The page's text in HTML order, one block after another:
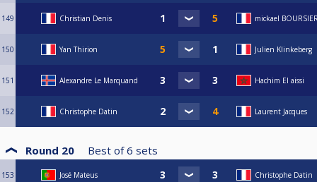
149 Christian Denis mickael
150 Yan Thirion Julien Klinkeberg
151 Alexandre Le Marquand Hachim El aissi
152 Christophe Datin Laurent Jacques
Round 20 Best of6 sets
153 José Mateus Christophe Datin